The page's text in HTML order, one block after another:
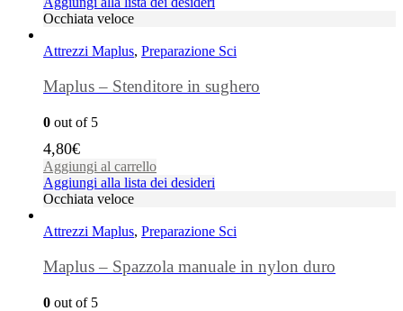
Occhiata veloce
Attrezzi Maplus, Preparazione Sci
Maplus – Stenditore in sughero
0 out of 5
4,80€
Aggiungi al carrello
Aggiungi alla lista dei desideri
Occhiata veloce
Attrezzi Maplus, Preparazione Sci
Maplus – Spazzola manuale in nylon duro
0 out of 5